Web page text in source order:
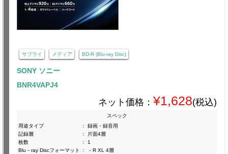
サプライ メディア BD-R (Blu-ray Disc)
SONY ソニー
BNR4VAPJ4
ネット価格： ¥1,628(税込)
スペック
用途タイプ
:
録画・録音用
記録層
:
片面4層
枚数
:
1
Blu－ray Discフォーマット
: －R XL 4層